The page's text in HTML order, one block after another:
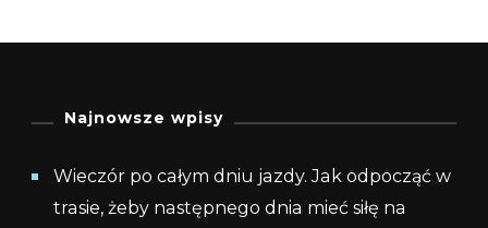
Najnowsze wpisy
Wieczór po całym dniu jazdy. Jak odpocząć w
trasie, żeby następnego dnia mieć siłę na